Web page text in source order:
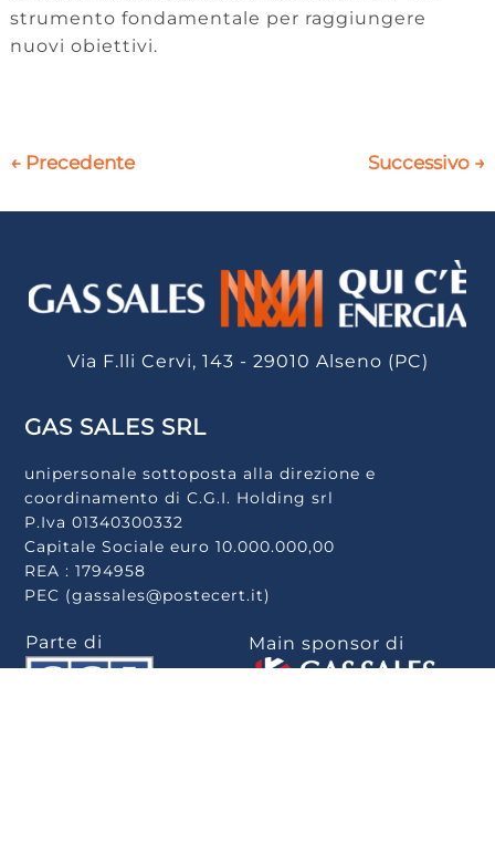
strumento fondamentale per raggiungere
nuovi obiettivi.
← Precedente Successivo →
Via F.lli Cervi, 143 - 29010 Alseno (PC)
GAS SALES SRL
unipersonale sottoposta alla direzione e
coordinamento di C.G.I. Holding srl
P.Iva 01340300332
Capitale Sociale euro 10.000.000,00
REA : 1794958
PEC (gassales@postecert.it)
Parte di Main sponsor di